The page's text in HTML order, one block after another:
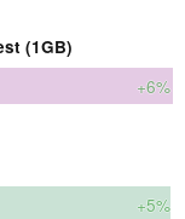
(1GB)
+6%
+5%